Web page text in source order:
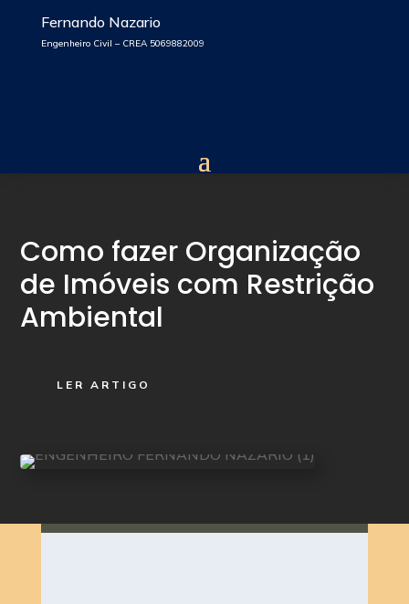
Fernando Nazario
Engenheiro Civil – CREA 5069882009
Como fazer Organização
de Imóveis com Restrição
Ambiental
LER ARTIGO